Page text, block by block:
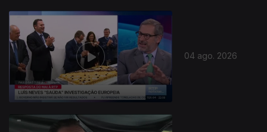
04 ago. 2026